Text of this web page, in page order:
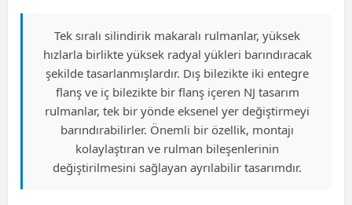
Tek sıralı silindirik makaralı rulmanlar, yüksek
hızlarla birlikte yüksek radyal yükleri barındıracak
şekilde tasarlanmışlardır. Dış bilezikte iki entegre
flanş ve iç bilezikte bir flanş içeren NJ tasarım
rulmanlar, tek bir yönde eksenel yer değiştirmeyi
barındırabilirler. Önemli bir özellik, montajı
kolaylaştıran ve rulman bileşenlerinin
değiştirilmesini sağlayan ayrılabilir tasarımdır.